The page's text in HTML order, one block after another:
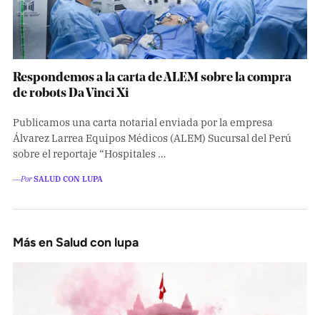
Respondemos a la carta de ALEM sobre la compra
de robots Da Vinci Xi
Publicamos una carta notarial enviada por la empresa
Álvarez Larrea Equipos Médicos (ALEM) Sucursal del Perú
sobre el reportaje “Hospitales …
―PorSALUD CON LUPA
Más en Salud con lupa